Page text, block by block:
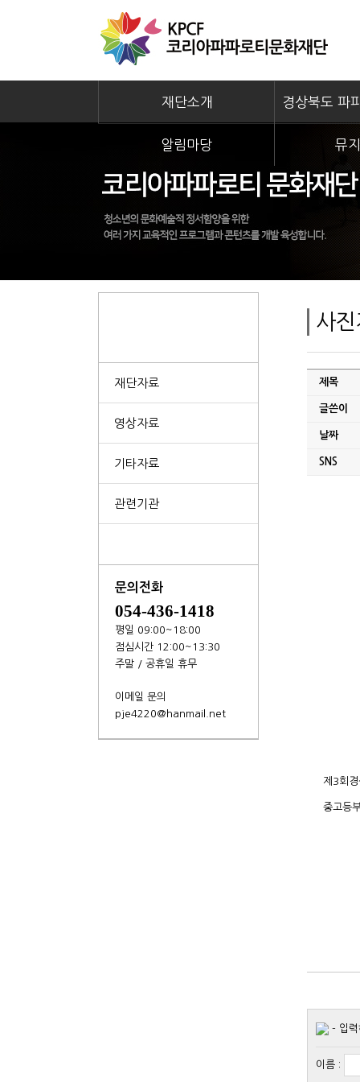
재단소개 경상북도 파
알림마당 뮤
재단자료
영상자료
기타자료
관련기관
문의전화
054-436-1418
평일 09:00~18:00
점심시간 12:00~13:30
주말 / 공휴일 휴무
이메일 문의
pje4220@hanmail.net
사
제목
글쓴이
날짜
SNS
제3회
중고등
- 입
이름 :